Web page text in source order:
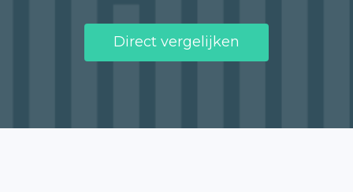
Direct vergelijken